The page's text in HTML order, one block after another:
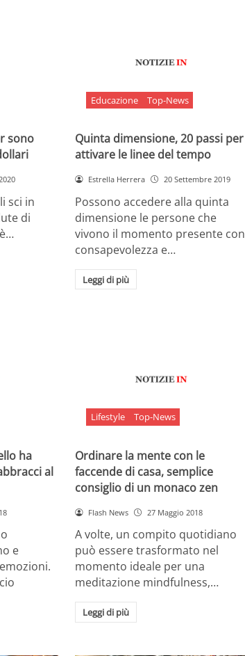
sono
sci in
di
Educazione Top-News
Quinta dimensione, 20 passi per
attivare le linee del tempo
Estrella Herrera 20 Settembre 2019
Possono accedere alla quinta
dimensione le persone che
vivono il momento presente con
consapevolezza e…
Leggi di più
ha
al
e
Lifestyle Top-News
Ordinare la mente con le
faccende di casa, semplice
consiglio di un monaco zen
Flash News 27 Maggio 2018
A volte, un compito quotidiano
può essere trasformato nel
momento ideale per una
meditazione mindfulness,…
Leggi di più